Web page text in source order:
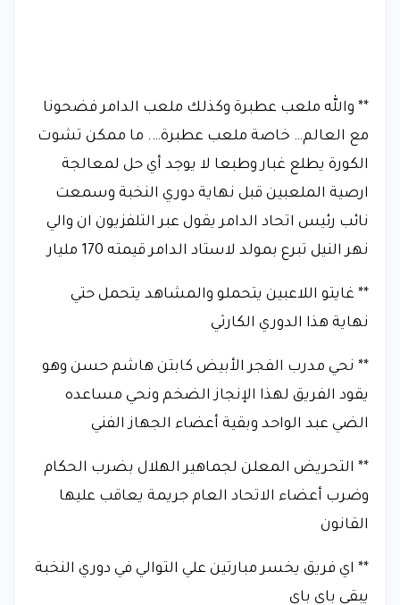
** والله ملعب عطبرة وكذلك ملعب الدامر فضحونا
مع العالم… خاصة ملعب عطبرة…. ما ممكن تشوت
الكورة يطلع غبار وطبعا لا يوجد أي حل لمعالجة
ارصية الملعبين قبل نهاية دوري النخبة وسمعت
نائب رئيس اتحاد الدامر يقول عبر التلفزيون ان والي
نهر النيل تبرع بمولد لاستاد الدامر قيمته 170 مليار
** غايتو اللاعبين يتحملو والمشاهد يتحمل حتي
نهاية هذا الدوري الكارثي
** نحي مدرب الفجر الأبيض كابتن هاشم حسن وهو
يقود الفريق لهذا الإنجاز الضخم ونحي مساعده
الضي عبد الواحد وبقية أعضاء الجهاز الفني
** التحريض المعلن لجماهير الهلال بضرب الحكام
وضرب أعضاء الاتحاد العام جريمة يعاقب عليها
القانون
** اي فريق يخسر مبارتين علي التوالي في دوري النخبة
يبقي باي باي